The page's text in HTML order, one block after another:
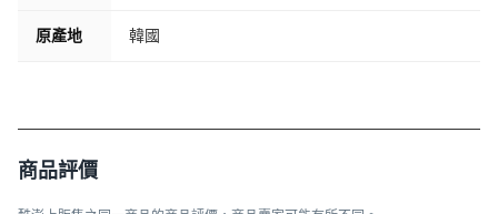
原產地 韓國
商品評價